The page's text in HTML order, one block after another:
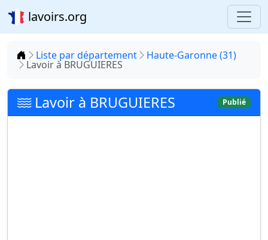
lavoirs.org
Accueil
Liste par département Haute-Garonne (31)
Lavoir à BRUGUIERES
Lavoir à BRUGUIERES Publié